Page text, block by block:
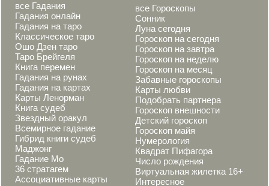
все Гадания
Гадания онлайн
Гадания на таро
Классическое таро
Ошо Дзен таро
Таро Брейгеля
Книга перемен
Гадания на рунах
Гадания на картах
Карты Ленорман
Книга судеб
Звездный оракул
Всемирное гадание
Гибрид книги судеб
Маджонг
Гадание Мо
36 стратагем
Ассоциативные карты
все Гороскопы
Сонник
Луна сегодня
Гороскоп на сегодня
Гороскоп на завтра
Гороскоп на неделю
Гороскоп на месяц
Забавные гороскопы
Карты любви
Подобрать партнера
Гороскоп внешности
Детский гороскоп
Гороскоп майя
Нумерология
Квадрат Пифагора
Число рождения
Виртуальная жилетка 16+
Интересное